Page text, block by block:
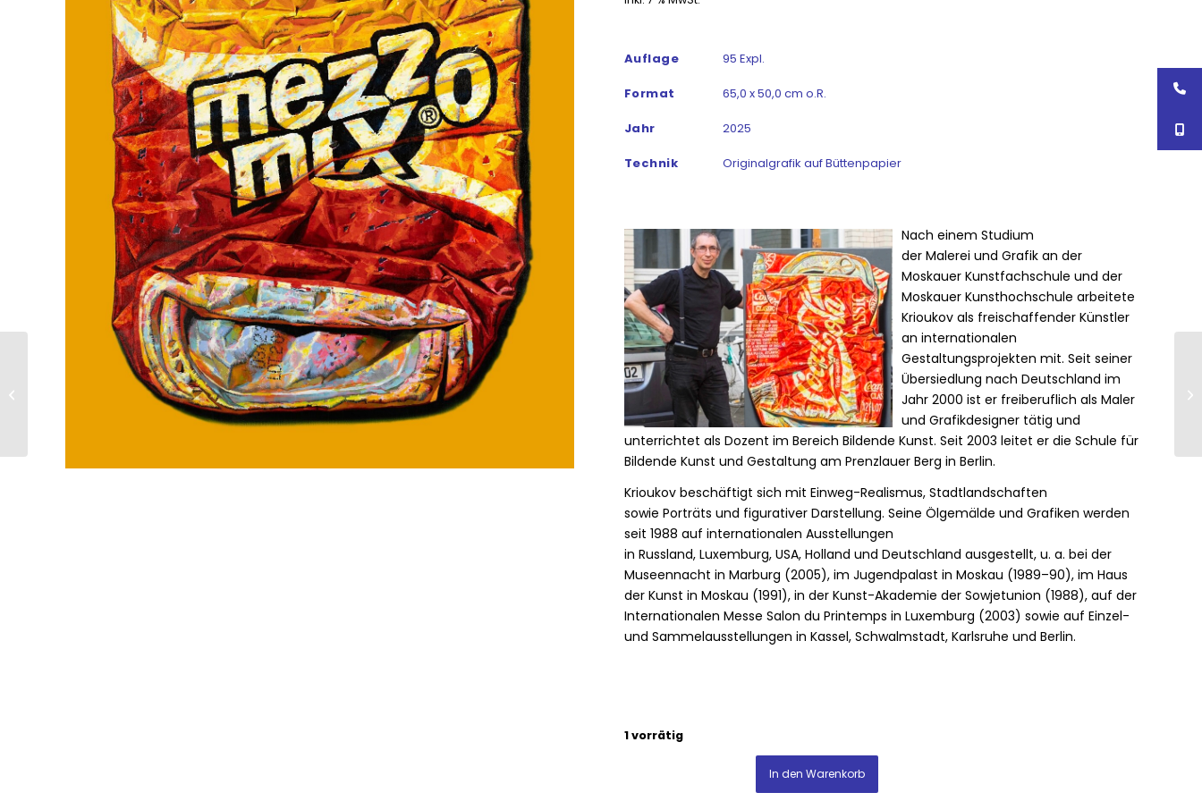
Auflage 95 Expl.
Format 65,0 x 50,0 cm o.R.
Jahr 2025
Technik Originalgrafik auf Büttenpapier
Nach einem Studium
der Malerei und Grafik an der
Moskauer Kunstfachschule und der
Moskauer Kunsthochschule arbeitete
Krioukov als freischaffender Künstler
an internationalen
Gestaltungsprojekten mit. Seit seiner
Übersiedlung nach Deutschland im
Jahr 2000 ist er freiberuflich als Maler
und Grafikdesigner tätig und
unterrichtet als Dozent im Bereich Bildende Kunst. Seit 2003 leitet er die Schule für
Bildende Kunst und Gestaltung am Prenzlauer Berg in Berlin.
Krioukov beschäftigt sich mit Einweg-Realismus, Stadtlandschaften
sowie Porträts und figurativer Darstellung. Seine Ölgemälde und Grafiken werden
seit 1988 auf internationalen Ausstellungen
in Russland, Luxemburg, USA, Holland und Deutschland ausgestellt, u. a. bei der
Museennacht in Marburg (2005), im Jugendpalast in Moskau (1989–90), im Haus
der Kunst in Moskau (1991), in der Kunst-Akademie der Sowjetunion (1988), auf der
Internationalen Messe Salon du Printemps in Luxemburg (2003) sowie auf Einzel-
und Sammelausstellungen in Kassel, Schwalmstadt, Karlsruhe und Berlin.
1 vorrätig
In den Warenkorb
Andrei Krioukov |